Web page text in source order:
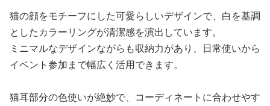
猫の顔をモチーフにした可愛らしいデザインで、白を基調
としたカラーリングが清潔感を演出しています。
ミニマルなデザインながらも収納力があり、日常使いから
イベント参加まで幅広く活用できます。
猫耳部分の色使いが絶妙で、コーディネートに合わせやす